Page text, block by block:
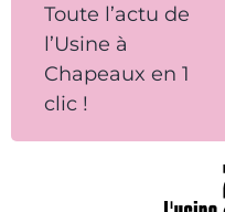
Toute l’actu de
l’Usine à
Chapeaux en 1
clic !